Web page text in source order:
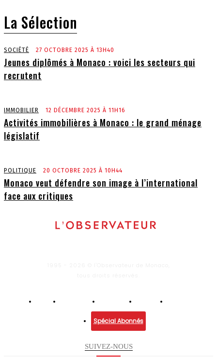
La Sélection
SOCIÉTÉ 27 OCTOBRE 2025 À 13H40
Jeunes diplômés à Monaco : voici les secteurs qui
recrutent
IMMOBILIER 12 DÉCEMBRE 2025 À 11H16
Activités immobilières à Monaco : le grand ménage
législatif
POLITIQUE 20 OCTOBRE 2025 À 10H44
Monaco veut défendre son image à l’international
face aux critiques
Spécial Abonnés
SUIVEZ-NOUS